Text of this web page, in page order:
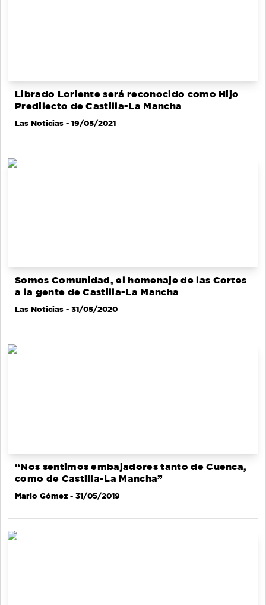
Librado Loriente será reconocido como Hijo
Predilecto de Castilla-La Mancha
Las Noticias - 19/05/2021
Somos Comunidad, el homenaje de las Cortes
a la gente de Castilla-La Mancha
Las Noticias - 31/05/2020
“Nos sentimos embajadores tanto de Cuenca,
como de Castilla-La Mancha”
Mario Gómez - 31/05/2019